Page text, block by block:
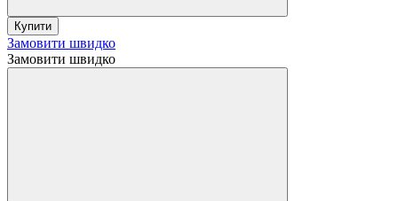
Купити
Замовити швидко
Замовити швидко